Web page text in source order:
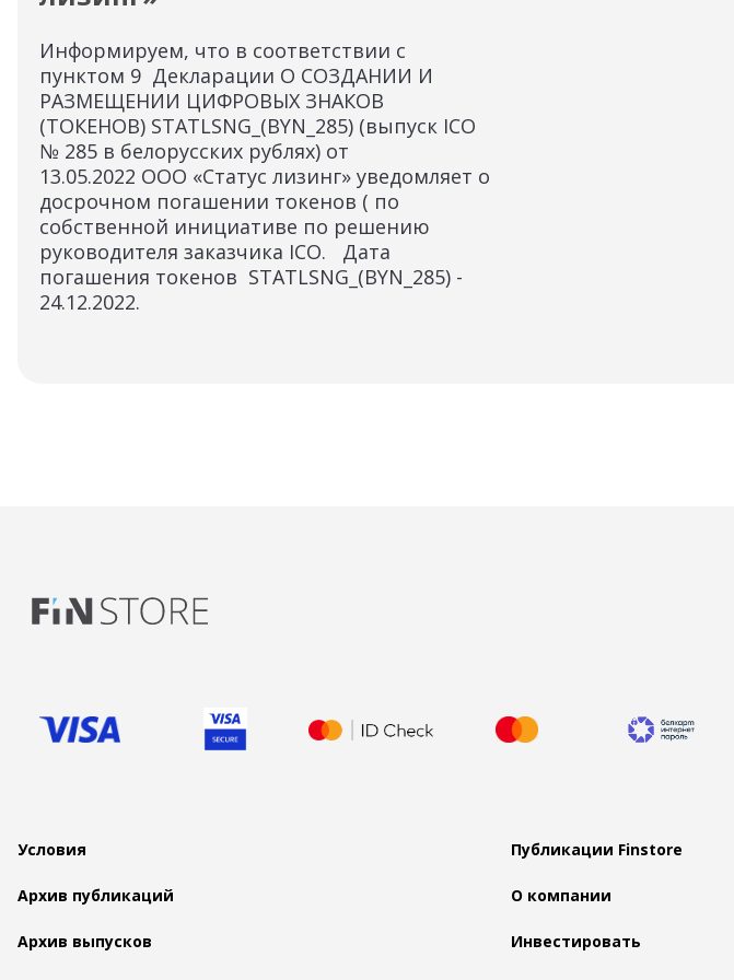
Информируем, что в соответствии с
пунктом 9 Декларации О СОЗДАНИИ И
РАЗМЕЩЕНИИ ЦИФРОВЫХ ЗНАКОВ
(ТОКЕНОВ) STATLSNG_(BYN_285) (выпуск ICO
№ 285 в белорусских рублях) от
13.05.2022 ООО «Статус лизинг» уведомляет о
досрочном погашении токенов ( по
собственной инициативе по решению
руководителя заказчика ICO. Дата
погашения токенов STATLSNG_(BYN_285) -
24.12.2022.
Условия Публикации Finstore
Архив публикаций О компании
Архив выпусков Инвестировать